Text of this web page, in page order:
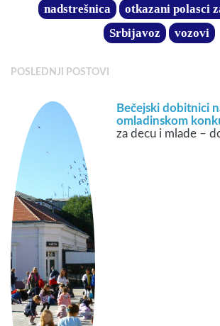
nadstrešnica
otkazani polasci
Srbijavoz
vozovi
POSLEDNJI POSTOVI
Bečejski dobitnici
omladinskom
za decu i mlade –